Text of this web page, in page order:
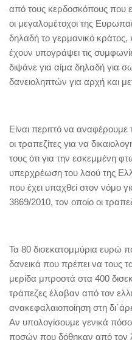
από τους κερδοσκόπους που
οι μεγαλομέτοχοι της
δηλαδή το γερμανικό κράτος,
έχουν υπογράψει τις
διψάνε για αίμα δηλαδή για
δανειοληπτών για αρχή και
Είναι περιττό να
οι τραπεζίτες για να
τους ότι για την εσκεμμένη
υπερχρέωση του λαού της
που έχει υπαχθεί στον νόμο
3869/2010, τον οποίο οι
Τα 80 δισεκατομμύρια ευρώ
δανεικά που πρέπει να τους
μερίδα μπροστά στα 400
τράπεζες έλαβαν από τον
ανακεφαλαιοποίηση στη
Αν υπολογίσουμε γενικά
ποσών που δόθηκαν από τον